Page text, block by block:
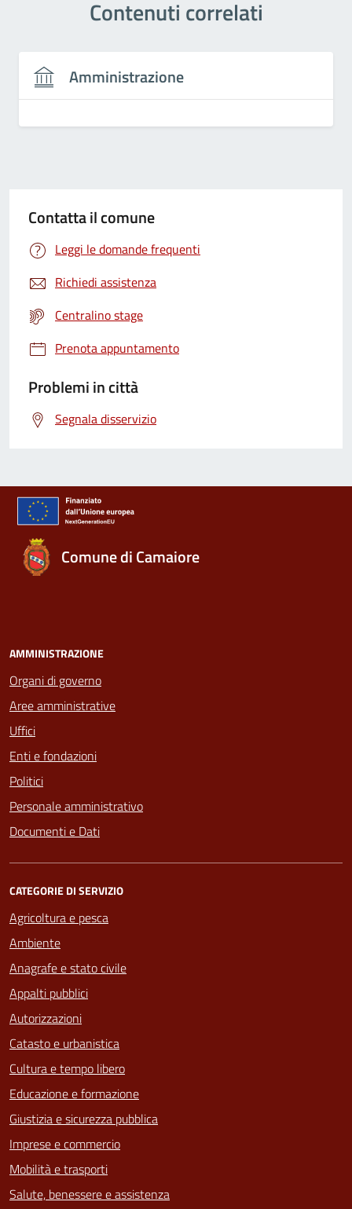
Contenuti correlati
Amministrazione
Contatta il comune
Leggi le domande frequenti
Richiedi assistenza
Centralino stage
Prenota appuntamento
Problemi in città
Segnala disservizio
Comune di Camaiore
AMMINISTRAZIONE
Organi di governo
Aree amministrative
Uffici
Enti e fondazioni
Politici
Personale amministrativo
Documenti e Dati
CATEGORIE DI SERVIZIO
Agricoltura e pesca
Ambiente
Anagrafe e stato civile
Appalti pubblici
Autorizzazioni
Catasto e urbanistica
Cultura e tempo libero
Educazione e formazione
Giustizia e sicurezza pubblica
Imprese e commercio
Mobilità e trasporti
Salute, benessere e assistenza